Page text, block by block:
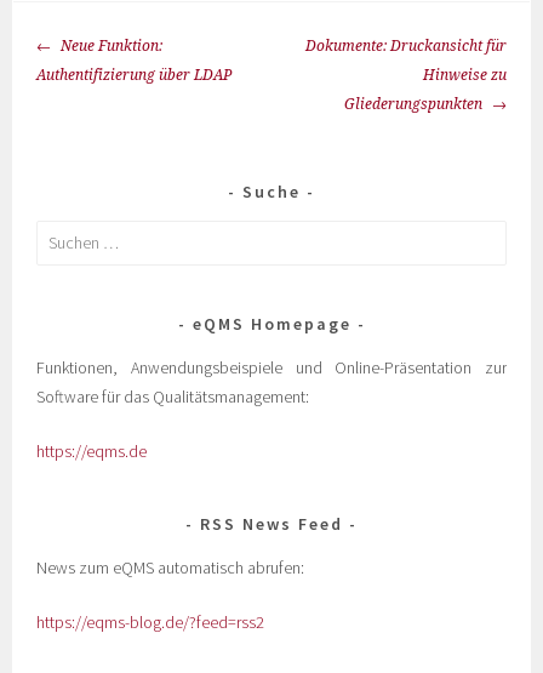
Neue Funktion:
Authentifizierung über LDAP
Dokumente: Druckansicht für
Hinweise zu
Gliederungspunkten
Suche
eQMS Homepage
Funktionen, Anwendungsbeispiele und Online-Präsentation zur
Software für das Qualitätsmanagement:
https://eqms.de
RSS News Feed
News zum eQMS automatisch abrufen:
https://eqms-blog.de/?feed=rss2